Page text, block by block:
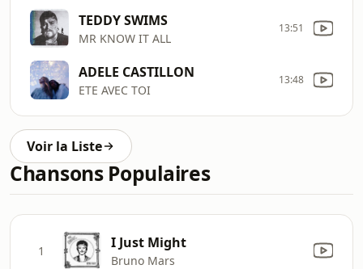
TEDDY SWIMS
MR KNOW IT ALL
13:51
ADELE CASTILLON
ETE AVEC TOI
13:48
Voir la Liste
Chansons Populaires
1 I Just Might
Bruno Mars